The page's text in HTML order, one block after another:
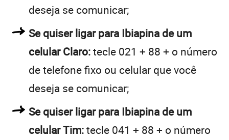
deseja se comunicar;
Se quiser ligar para Ibiapina de um
celular Claro:tecle 021 + 88 + o número
de telefone fixo ou celular que você
deseja se comunicar;
Se quiser ligar para Ibiapina de um
celular Tim:tecle 041 + 88 + o número